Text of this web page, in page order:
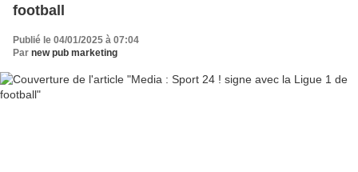
football
Publié le 04/01/2025 à 07:04
Par new pub marketing